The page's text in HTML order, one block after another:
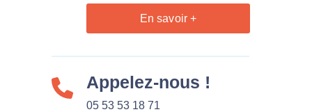
En savoir +
Appelez-nous !
05 53 53 18 71